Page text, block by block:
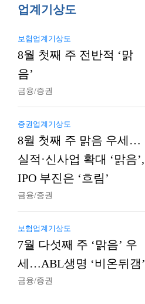
업계기상도
보험업계기상도
8월 첫째 주 전반적 ‘맑
음’
금융/증권
증권업계기상도
8월 첫째 주 맑음 우세…
실적·신사업 확대 ‘맑음’,
IPO 부진은 ‘흐림’
금융/증권
보험업계기상도
7월 다섯째 주 ‘맑음’ 우
세…ABL생명 ‘비온뒤갬’
금융/증권